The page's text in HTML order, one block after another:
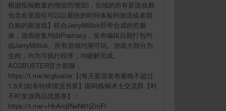
根据投稿数量的增加而增加)，后续的所有新游戏都
包含在里面你可以以最快的时间体验到放流或者我
自购的新游戏】联合JerryMillick肝帝合成的究极
体，游戏收集均由Poptracy，发布编辑后期打包均
由JerryMillick。所有游戏均测可玩。游戏大部分为
生肉，均为可执行程序，均破解完成。
ACGBUSTER官方群聊：
https://t.me/acgbuster【(每天新游发布最晚不超过
1.5天)如有特殊情况另算】面码炼铜术士交流群【时
不时发放商品优惠券】：
https://t.me/+HkAmjfNeN91jZmFl